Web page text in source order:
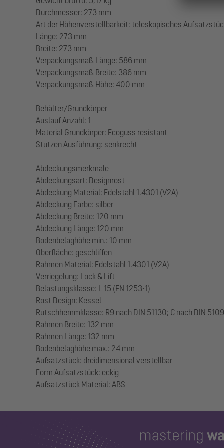
Durchmesser: 273 mm
Art der Höhenverstellbarkeit: teleskopisches
Länge: 273 mm
Breite: 273 mm
Verpackungsmaß Länge: 586 mm
Verpackungsmaß Breite: 386 mm
Verpackungsmaß Höhe: 400 mm
Behälter/Grundkörper
Auslauf Anzahl: 1
Material Grundkörper: Ecoguss resistant
Stutzen Ausführung: senkrecht
Abdeckungsmerkmale
Abdeckungsart: Designrost
Abdeckung Material: Edelstahl 1.4301 (V2A)
Abdeckung Farbe: silber
Abdeckung Breite: 120 mm
Abdeckung Länge: 120 mm
Bodenbelaghöhe min.: 10 mm
Oberfläche: geschliffen
Rahmen Material: Edelstahl 1.4301 (V2A)
Verriegelung: Lock & Lift
Belastungsklasse: L 15 (EN 1253-1)
Rost Design: Kessel
Rutschhemmklasse: R9 nach DIN 51130; C nach DIN
Rahmen Breite: 132 mm
Rahmen Länge: 132 mm
Bodenbelaghöhe max.: 24 mm
Aufsatzstück: dreidimensional verstellbar
Form Aufsatzstück: eckig